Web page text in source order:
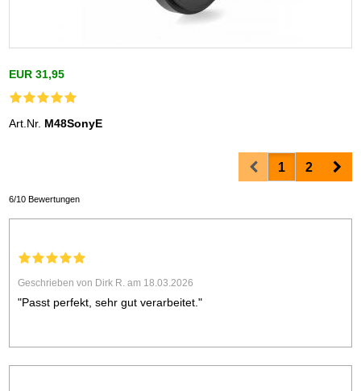
EUR 31,95
Art.Nr. M48SonyE
Prev1 2
6/10 Bewertungen
Geschrieben von Dirk R. am 18.03.2026
"Passt perfekt, sehr gut verarbeitet."